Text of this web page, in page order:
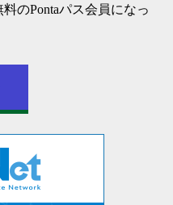
のPontaパス会員になっ